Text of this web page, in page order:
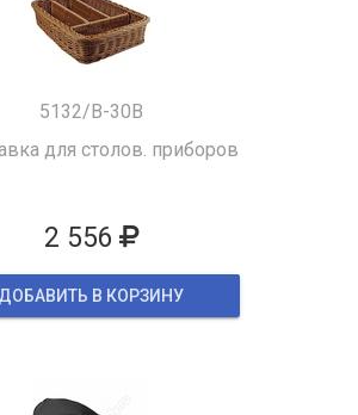
5132/B-30B
для столов. приборов
2 556
ДОБАВИТЬ В КОРЗИНУ